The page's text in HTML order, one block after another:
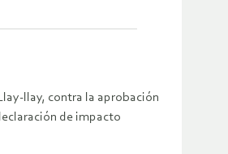
llay, contra la aprobación
de impacto